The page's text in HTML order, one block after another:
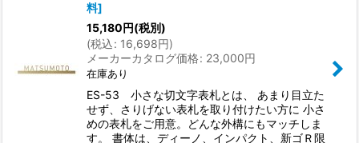
料]
15,180円(税別)
(税込: 16,698円)
メーカーカタログ価格: 23,000円
在庫あり
ES-53 小さな切文字表札とは、 あまり目立た
せず、さりげない表札を取り付けたい方に 小さ
めの表札をご用意。どんな外構にもマッチしま
す。 書体は、ディーノ、インパクト、新ゴＲ限